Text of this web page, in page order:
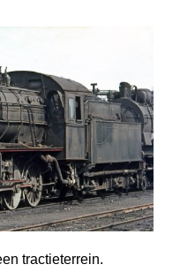
tractieterrein.